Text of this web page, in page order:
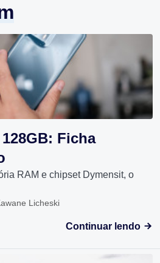
Ficha
RAM e chipset Dymensit, o
Licheski
Continuar lendo